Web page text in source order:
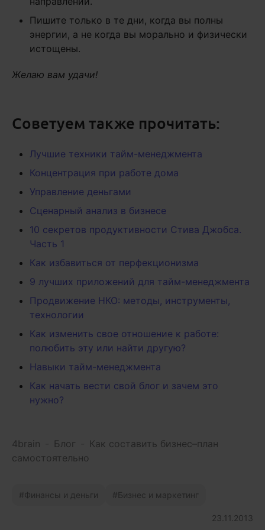
Пишите только в те дни, когда вы полны
энергии, а не когда вы морально и физически
истощены.
Желаю вам удачи!
Советуем также прочитать:
Лучшие техники тайм-менеджмента
Концентрация при работе дома
Управление деньгами
Сценарный анализ в бизнесе
10 секретов продуктивности Стива Джобса.
Часть 1
Как избавиться от перфекционизма
9 лучших приложений для тайм-менеджмента
Продвижение НКО: методы, инструменты,
технологии
Как изменить свое отношение к работе:
полюбить эту или найти другую?
Навыки тайм-менеджмента
Как начать вести свой блог и зачем это
нужно?
4brain Блог
Как составить бизнес–план
самостоятельно
Финансы и деньги Бизнес и маркетинг
23.11.2013